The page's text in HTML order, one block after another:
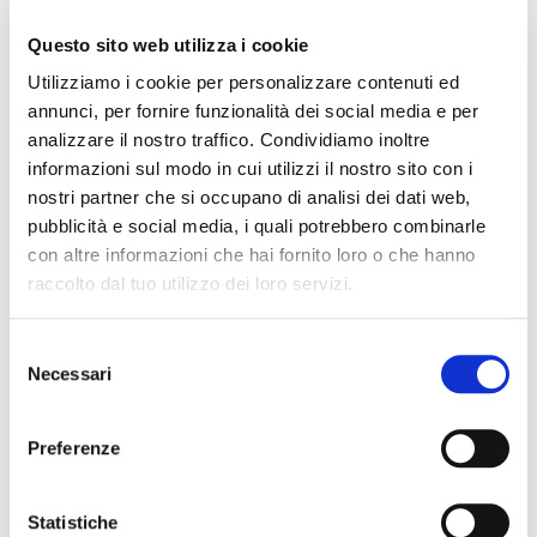
Questo sito web utilizza i cookie
Utilizziamo i cookie per personalizzare contenuti ed
annunci, per fornire funzionalità dei social media e per
analizzare il nostro traffico. Condividiamo inoltre
informazioni sul modo in cui utilizzi il nostro sito con i
nostri partner che si occupano di analisi dei dati web,
pubblicità e social media, i quali potrebbero combinarle
con altre informazioni che hai fornito loro o che hanno
raccolto dal tuo utilizzo dei loro servizi.
delNecessari
Preferenze
Statistiche
(101,71€/1L)
NEL CESTINO
Descrizione prodotto
Questa crema per lucidare è adatta per pulire, curare e riparare
la pelle liscia.
Grazie alla sua speciale composizione, la crema è ideale per
restaurare la pelle liscia vecchia e consumata.
Nota: è possibile miscelare la vostra tonalità di crema
aggiungendo i nostri colori Angelus.
Può essere applicata con una spugna o un panno.